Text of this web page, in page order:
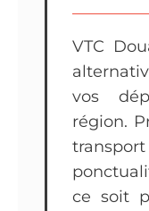
VTC
vos
région.
ce soit